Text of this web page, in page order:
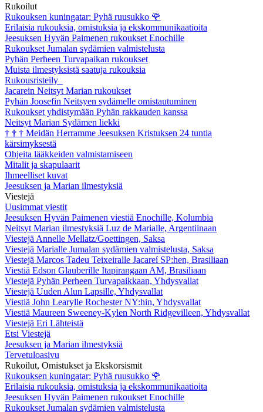
Rukoilut
Rukouksen kuningatar: Pyhä ruusukko 🌹
Erilaisia rukouksia, omistuksia ja ekskommunikaatioita
Jeesuksen Hyvän Paimenen rukoukset Enochille
Rukoukset Jumalan sydämien valmistelusta
Pyhän Perheen Turvapaikan rukoukset
Muista ilmestyksistä saatuja rukouksia
Rukousristeily
Jacarein Neitsyt Marian rukoukset
Pyhän Joosefin Neitsyen sydämelle omistautuminen
Rukoukset yhdistymään Pyhän rakkauden kanssa
Neitsyt Marian Sydämen liekki
† † † Meidän Herramme Jeesuksen Kristuksen 24 tuntia
kärsimyksestä
Ohjeita lääkkeiden valmistamiseen
Mitalit ja skapulaarit
Ihmeelliset kuvat
Jeesuksen ja Marian ilmestyksiä
Viestejä
Uusimmat viestit
Jeesuksen Hyvän Paimenen viestiä Enochille, Kolumbia
Neitsyt Marian ilmestyksiä Luz de Marialle, Argentiinaan
Viestejä Annelle Mellatz/Goettingen, Saksa
Viestejä Marialle Jumalan sydämien valmistelusta, Saksa
Viestejä Marcos Tadeu Teixeiralle Jacareí SP:hen, Brasiliaan
Viestiä Edson Glauberille Itapirangaan AM, Brasiliaan
Viestejä Pyhän Perheen Turvapaikkaan, Yhdysvallat
Viestejä Uuden Alun Lapsille, Yhdysvallat
Viestiä John Learylle Rochester NY:hin, Yhdysvallat
Viestiä Maureen Sweeney-Kylen North Ridgevilleen, Yhdysvallat
Viestejä Eri Lähteistä
Etsi Viestejä
Jeesuksen ja Marian ilmestyksiä
Tervetuloasivu
Rukoilut, Omistukset ja Ekskorsismit
Rukouksen kuningatar: Pyhä ruusukko 🌹
Erilaisia rukouksia, omistuksia ja ekskommunikaatioita
Jeesuksen Hyvän Paimenen rukoukset Enochille
Rukoukset Jumalan sydämien valmistelusta